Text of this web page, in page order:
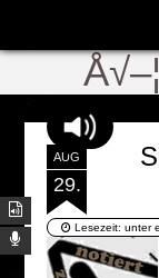
AUG
29.
Lesezeit:unter